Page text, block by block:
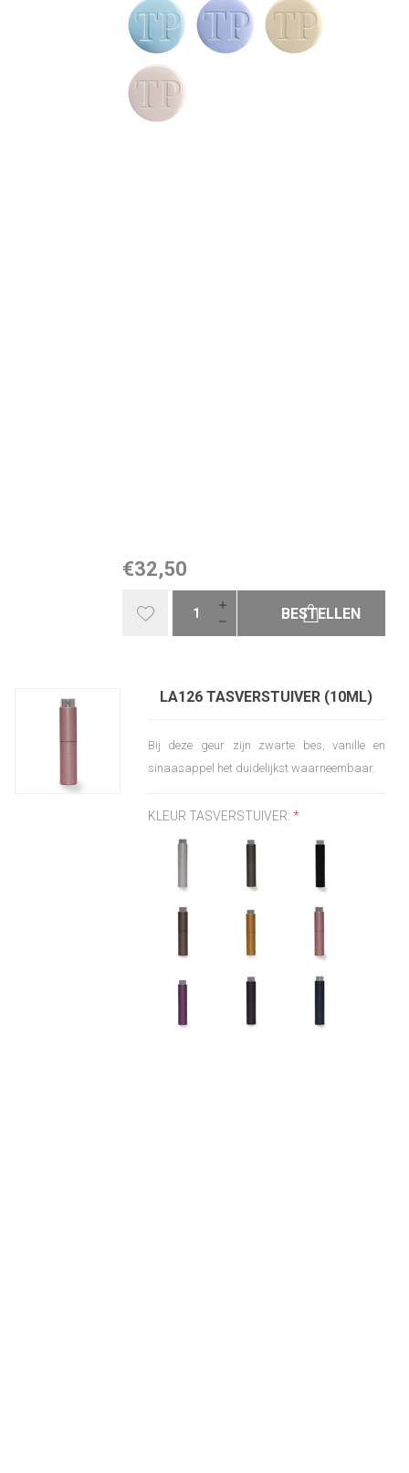
€32,50
BESTELLEN
LA126 TASVERSTUIVER (10ML)
Bij deze geur zijn zwarte bes, vanille en
sinaasappel het duidelijkst waarneembaar.
KLEUR TASVERSTUIVER: *